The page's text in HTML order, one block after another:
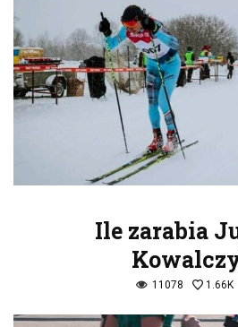
Ile zarabia
11078 1.66K